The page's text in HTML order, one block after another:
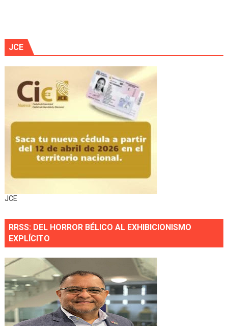
JCE
JCE
RRSS: DEL HORROR BÉLICO AL EXHIBICIONISMO
EXPLÍCITO